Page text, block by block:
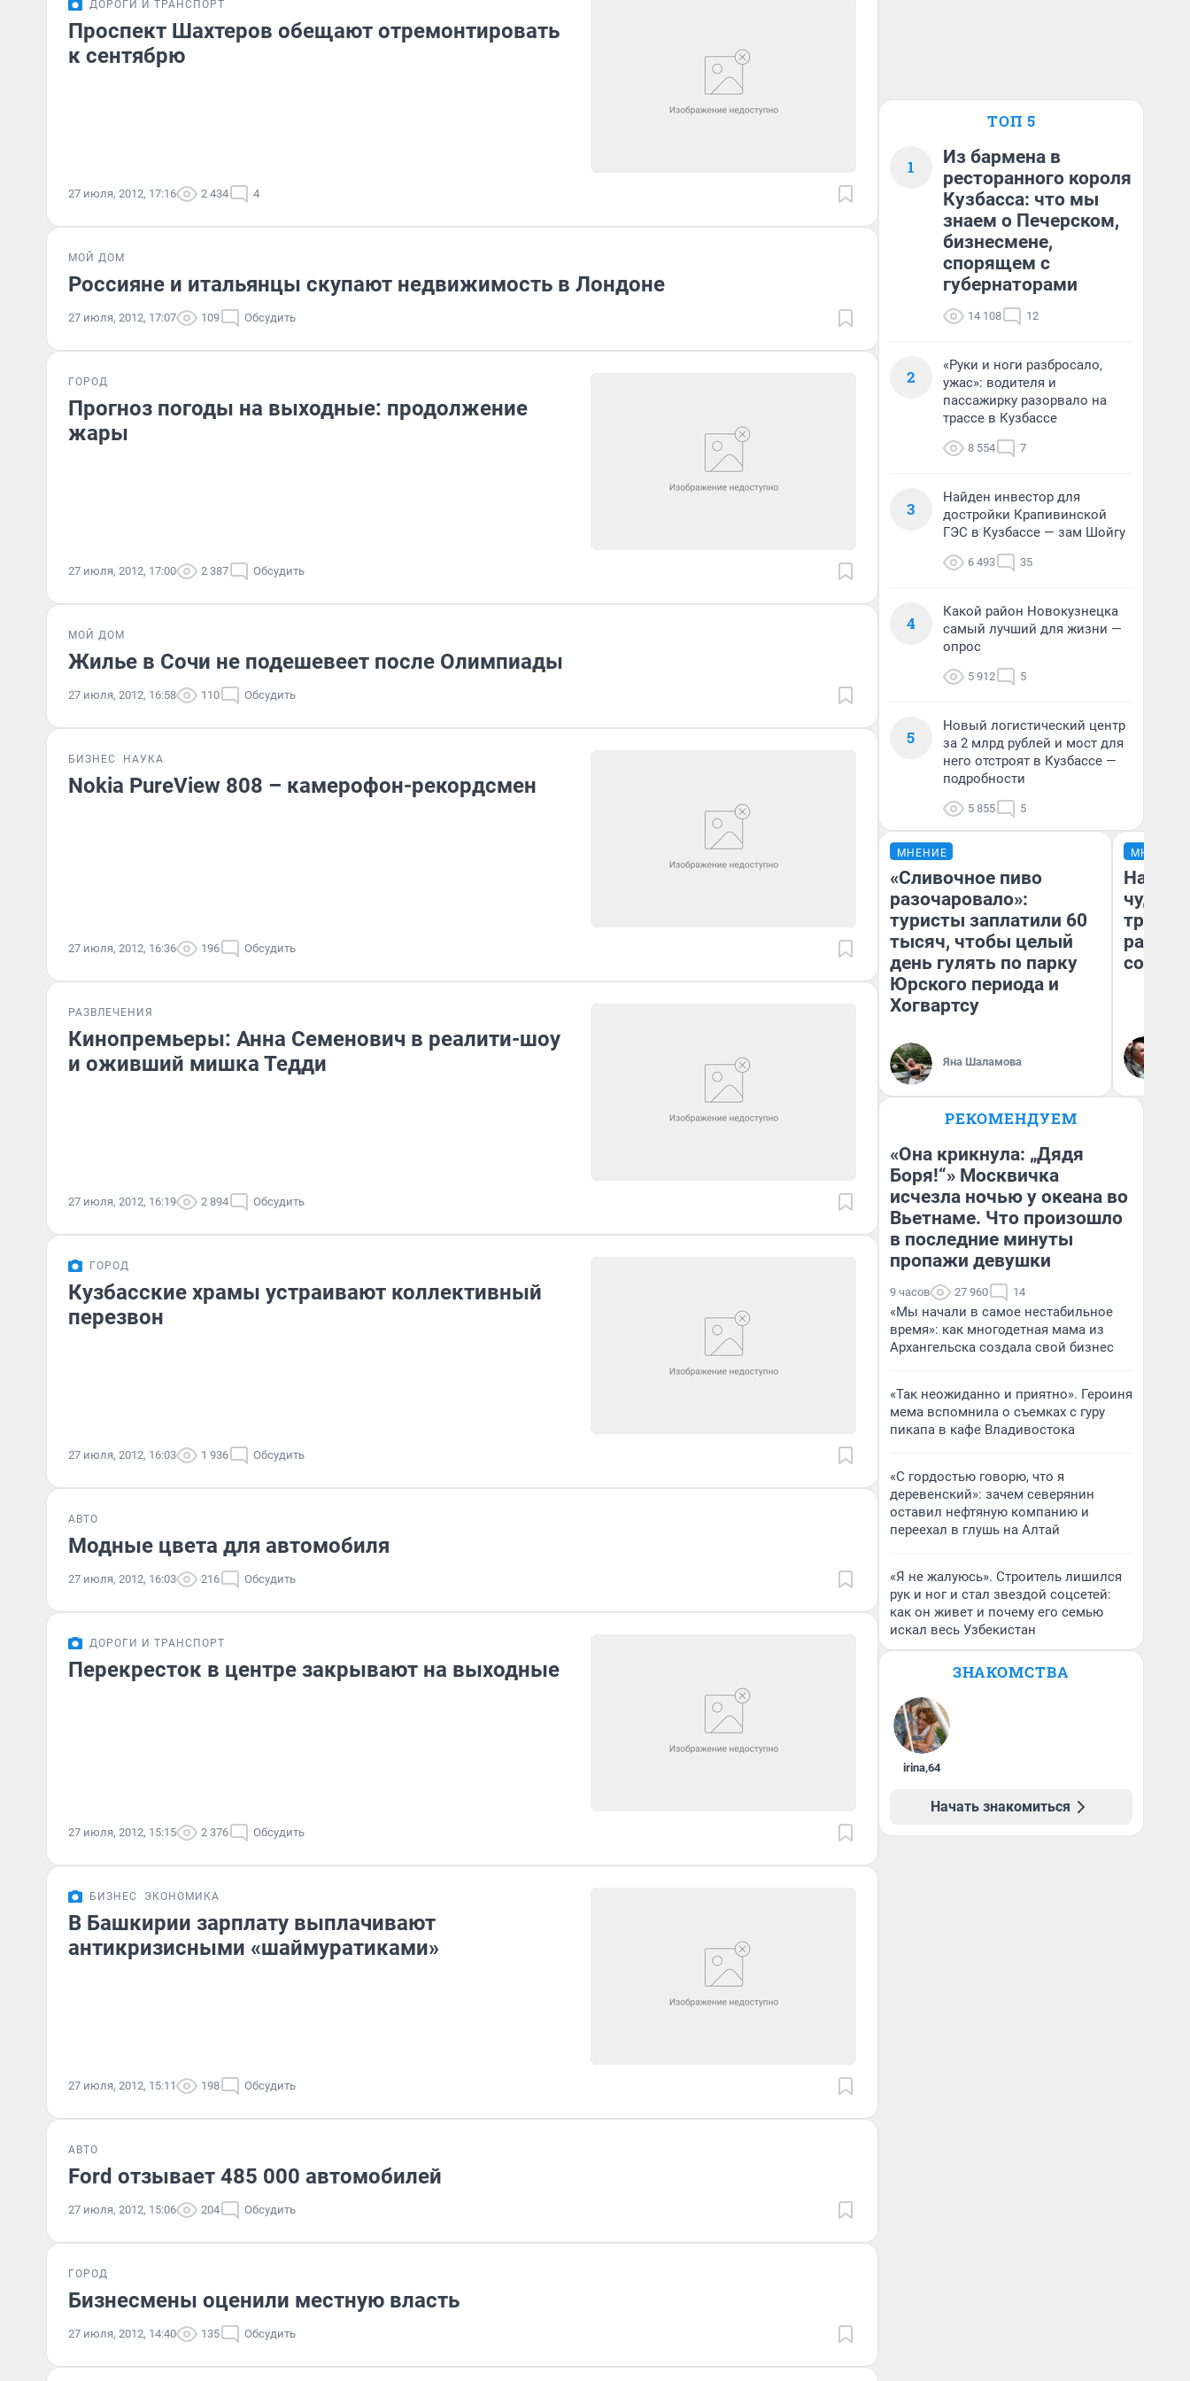
ДОРОГИ И ТРАНСПОРТ
Проспект Шахтеров обещают отремонтировать
к сентябрю
27 июля, 2012, 17:16 2 434 4
МОЙ ДОМ
Россияне и итальянцы скупают недвижимость в Лондоне
27 июля, 2012, 17:07 109 Обсудить
ГОРОД
Прогноз погоды на выходные: продолжение
жары
27 июля, 2012, 17:00 2 387 Обсудить
МОЙ ДОМ
Жилье в Сочи не подешевеет после Олимпиады
27 июля, 2012, 16:58 110 Обсудить
БИЗНЕС НАУКА
Nokia PureView 808 – камерофон-рекордсмен
27 июля, 2012, 16:36 196 Обсудить
РАЗВЛЕЧЕНИЯ
Кинопремьеры: Анна Семенович в реалити-шоу
и оживший мишка Тедди
27 июля, 2012, 16:19 2 894 Обсудить
ГОРОД
Кузбасские храмы устраивают коллективный
перезвон
27 июля, 2012, 16:03 1 936 Обсудить
АВТО
Модные цвета для автомобиля
27 июля, 2012, 16:03 216 Обсудить
ДОРОГИ И ТРАНСПОРТ
Перекресток в центре закрывают на выходные
27 июля, 2012, 15:15 2 376 Обсудить
БИЗНЕС ЭКОНОМИКА
В Башкирии зарплату выплачивают
антикризисными «шаймуратиками»
27 июля, 2012, 15:11 198 Обсудить
АВТО
Ford отзывает 485 000 автомобилей
27 июля, 2012, 15:06 204 Обсудить
ГОРОД
Бизнесмены oценили местную власть
27 июля, 2012, 14:40 135 Обсудить
ТОП 5
1
Из бармена в
ресторанного короля
Кузбасса: что мы
знаем о Печерском,
бизнесмене,
спорящем с
губернаторами
14 108 12
2
«Руки и ноги разбросало,
ужас»: водителя и
пассажирку разорвало на
трассе в Кузбассе
8 554 7
3
Найден инвестор для
достройки Крапивинской
ГЭС в Кузбассе — зам Шойгу
6 493 35
4
Какой район Новокузнецка
самый лучший для жизни —
опрос
5 912 5
5
Новый логистический центр
за 2 млрд рублей и мост для
него отстроят в Кузбассе —
подробности
5 855 5
МНЕНИЕ
«Сливочное пиво
разочаровало»:
туристы заплатили 60
тысяч, чтобы целый
день гулять по парку
Юрского периода и
Хогвартсу
Яна Шаламова
МНЕНИЕ
чудом
РЕКОМЕНДУЕМ
«Она крикнула: „Дядя
Боря!“» Москвичка
исчезла ночью у океана во
Вьетнаме. Что произошло
в последние минуты
пропажи девушки
9 часов 27 960 14
«Мы начали в самое нестабильное
время»: как многодетная мама из
Архангельска создала свой бизнес
«Так неожиданно и приятно». Героиня
мема вспомнила о съемках с гуру
пикапа в кафе Владивостока
«С гордостью говорю, что я
деревенский»: зачем северянин
оставил нефтяную компанию и
переехал в глушь на Алтай
«Я не жалуюсь». Строитель лишился
рук и ног и стал звездой соцсетей:
как он живет и почему его семью
искал весь Узбекистан
ЗНАКОМСТВА
irina,64
Начать знакомиться